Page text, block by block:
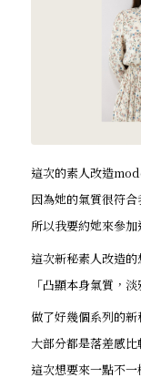
這次的素人改造
因為她的氣質很符
所以我要約她來參
這次新秘素人改造的
「凸顯本身氣質，
做了好幾個系列的
大部分都是落差感
這次想要來一點不一